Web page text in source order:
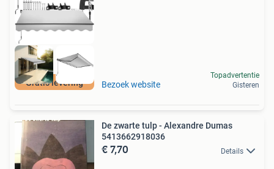
Gratis levering Bezoek website
Topadvertentie
Gisteren
De zwarte tulp - Alexandre Dumas
5413662918036
€ 7,70 Details